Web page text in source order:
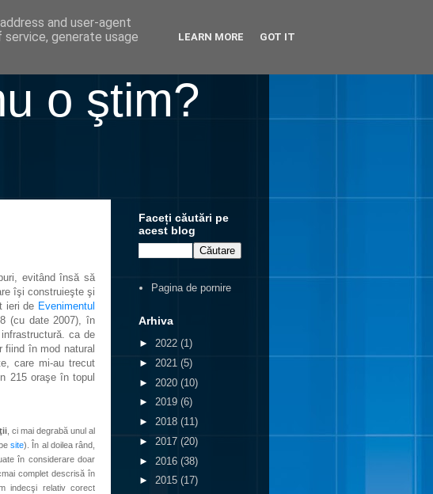
o ştim?
evitând însă să
îşi construieşte şi
ieri de Evenimentul
(cu date 2007), în
ca de
în mod natural
care mi-au trecut
215 oraşe în topul
, ci mai degrabă unul al
site). În al doilea rând,
în considerare doar
complet descrisă în
indecşi relativ corect
Faceți căutări pe
acest blog
Pagina de pornire
Arhiva
► 2022 (1)
► 2021 (5)
► 2020 (10)
► 2019 (6)
► 2018 (11)
► 2017 (20)
► 2016 (38)
► 2015 (17)
and user-agent
generate usage
LEARN MORE GOT IT